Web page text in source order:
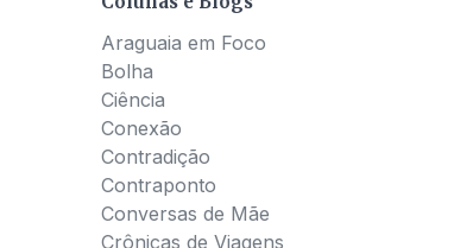
Araguaia em Foco
Bolha
Ciência
Conexão
Contradição
Contraponto
Conversas de Mãe
Crônicas de Viagens